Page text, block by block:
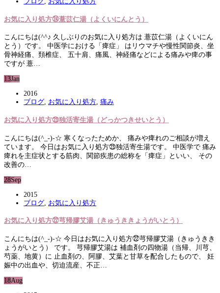
お気に入り処方㉔薏苡仁湯（よくいにんとう）
こんにちは(^^♪ 久しぶりのお気に入り処方は 薏苡仁湯（よくいにん
とう）です。 中医学における「痺症」 はリウマチや慢性関節炎、坐
骨神経痛、頚椎症、 五十肩、痛風、神経痛などによる痛みや痺の事
ですが 薏…
13Jan
2016
ブログ, お気に入り処方, 痛み
お気に入り処方㉓独活寄生湯（どっかつきせいとう）
こんにちは(^_-)-☆ 寒くなったためか、 痛みや痺れのご相談が増え
ています。 今日はお気に入り処方㉓独活寄生湯です。 中医学で 痛み
痺れを主症状とする筋肉、関節疾患の総称を「痺症」といい、 その
改善の…
28Sep
2015
ブログ お気に入り処方
お気に入り処方㉒芎帰膠艾湯（きゅうききょうがいとう）
こんにちは(^_-)-☆ 今日はお気に入り処方㉒芎帰膠艾湯（きゅうきき
ょうがいとう） です。 芎帰膠艾湯は 補血剤の四物湯（当帰、川芎、
芍薬、地黄）に 止血剤の、阿膠、艾葉と甘草を配合したもので、 妊
娠中の出血や、切迫流産、不正…
18Aug